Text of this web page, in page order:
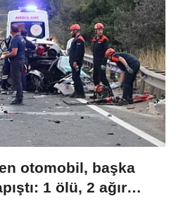
otomobil, başka
1 ölü, 2 ağır